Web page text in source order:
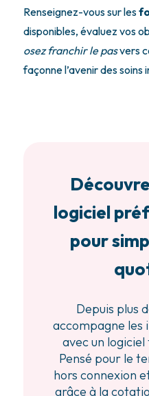
Renseignez-vous sur les
disponibles, évaluez vos
osez franchir le pasvers
façonne l’avenir des soins
logiciel
pour
Depuis plus
accompagne les
avec un
Pensé pour le
hors connexion
grâce à la